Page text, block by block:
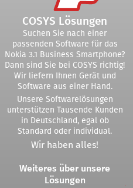
COSYS Lösungen
Suchen Sie nach einer
passenden Software für das
Nokia 3.1 Business Smartphone?
Dann sind Sie bei COSYS richtig!
Wir liefern Ihnen Gerät und
Software aus einer Hand.
Unsere Softwarelösungen
unterstützen Tausende Kunden
in Deutschland, egal ob
Standard oder individual.
Wir haben alles!
Weiteres über unsere
Lösungen